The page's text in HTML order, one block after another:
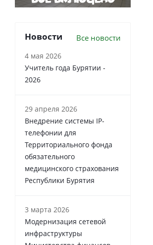
Новости Все новости
4 мая 2026
Учитель года Бурятии -
2026
29 апреля 2026
Внедрение системы IP-
телефонии для
Территориального фонда
обязательного
медицинского страхования
Республики Бурятия
3 марта 2026
Модернизация сетевой
инфраструктуры